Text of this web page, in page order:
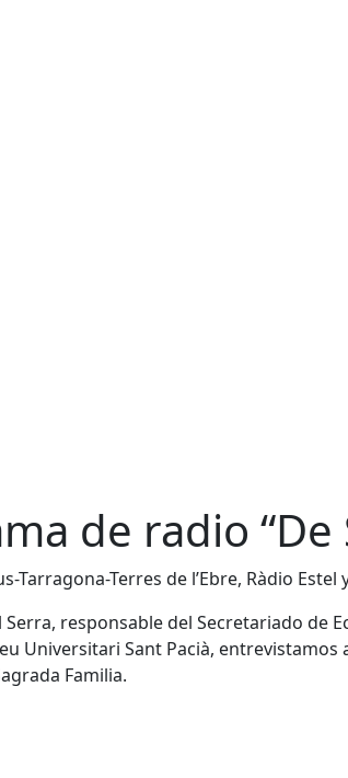
de radio “De
Terres de l’Ebre, Ràdio Estel
responsable del Secretariado de
Universitari Sant Pacià,
Familia.